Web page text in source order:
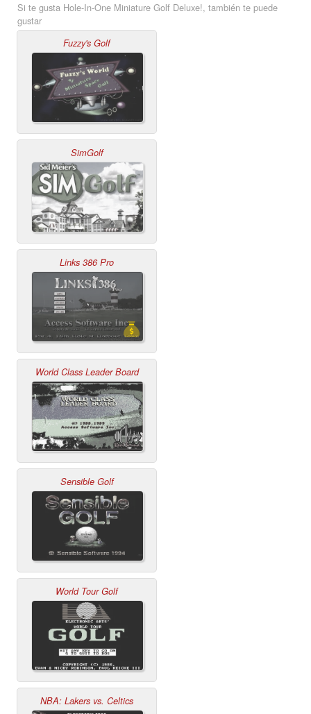
Si te gusta Hole-In-One Miniature Golf Deluxe!, también te puede
gustar
Fuzzy's Golf
SimGolf
Links 386 Pro
World Class Leader Board
Sensible Golf
World Tour Golf
NBA: Lakers vs. Celtics